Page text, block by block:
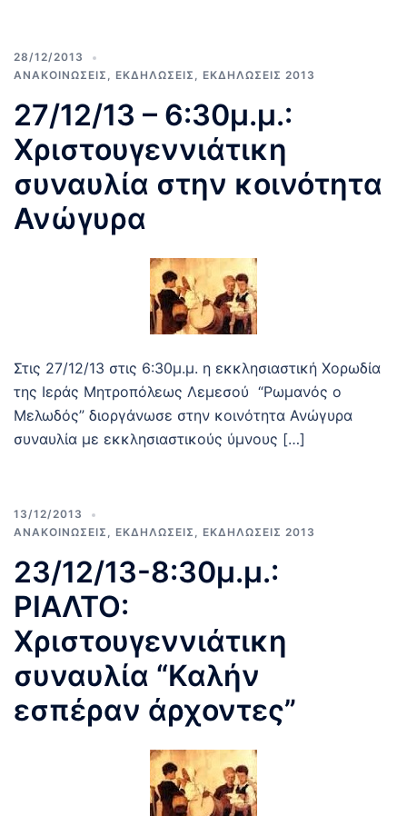
28/12/2013
ΑΝΑΚΟΙΝΩΣΕΙΣ
ΕΚΔΗΛΩΣΕΙΣ ΕΚΔΗΛΩΣΕΙΣ 2013
27/12/13 – 6:30μ.μ.:
Χριστουγεννιάτικη
συναυλία στην κοινότητα
Ανώγυρα
Στις 27/12/13 στις 6:30μ.μ. η εκκλησιαστική Χορωδία
της Ιεράς Μητροπόλεως Λεμεσού “Ρωμανός ο
Μελωδός” διοργάνωσε στην κοινότητα Ανώγυρα
συναυλία με εκκλησιαστικούς ύμνους […]
13/12/2013
ΑΝΑΚΟΙΝΩΣΕΙΣ
ΕΚΔΗΛΩΣΕΙΣ ΕΚΔΗΛΩΣΕΙΣ 2013
23/12/13-8:30μ.μ.:
ΡΙΑΛΤΟ:
Χριστουγεννιάτικη
συναυλία “Καλήν
εσπέραν άρχοντες”